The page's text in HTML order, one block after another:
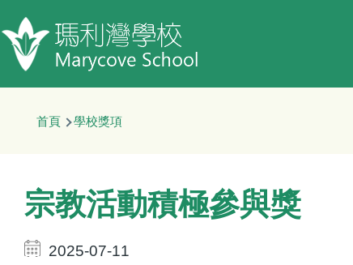
移至主內容
航
結
首頁 學校獎項
宗教活動積極參與獎
2025-07-11